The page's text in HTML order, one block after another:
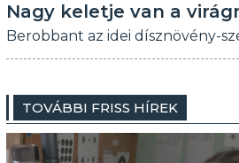
Nagy keletje van a
Berobbant az idei dísznövény-
TOVÁBBI FRISS HÍREK